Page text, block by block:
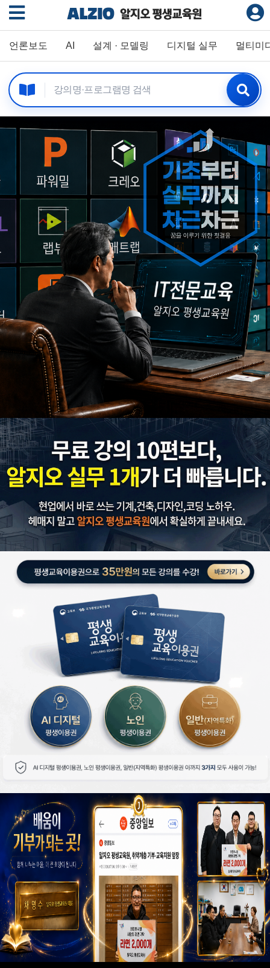
언론보도 AI 설계 · 모델링 디지털 실무 멀티미